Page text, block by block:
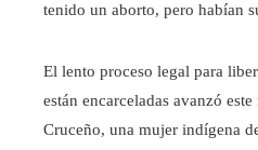
tenido un aborto, pero habían
El lento proceso legal para
están encarceladas avanzó
Cruceño, una mujer indígena